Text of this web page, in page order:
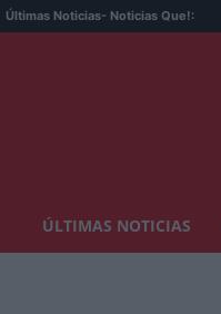
Últimas Noticias- Noticias Que!:
ÚLTIMAS NOTICIAS